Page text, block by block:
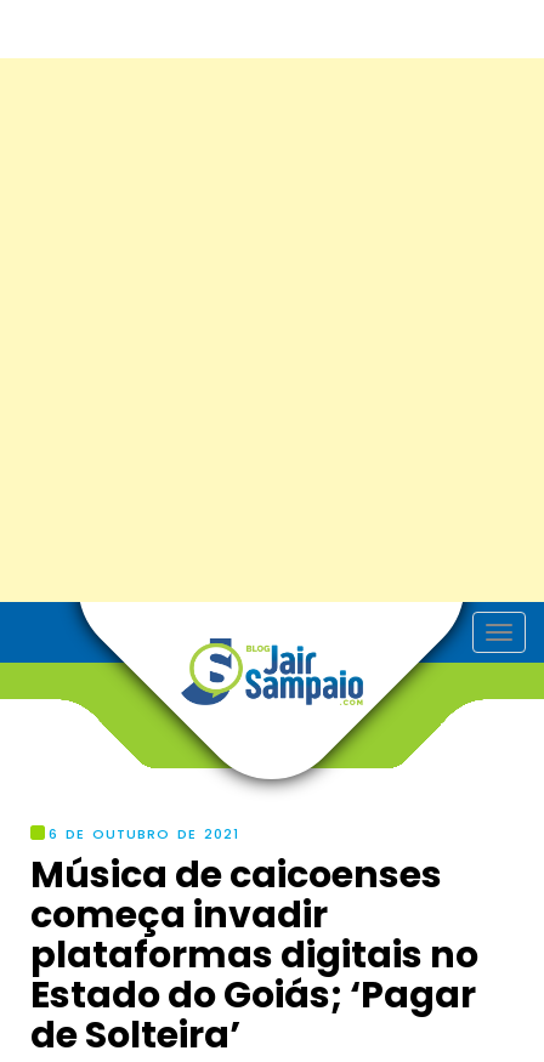
T
o
6 DE OUTUBRO DE 2021
Música de caicoenses
começa invadir
plataformas digitais no
Estado do Goiás; ‘Pagar
de Solteira’